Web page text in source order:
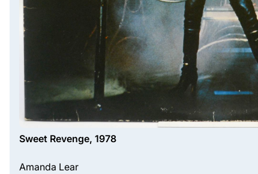
Sweet Revenge, 1978
Amanda Lear